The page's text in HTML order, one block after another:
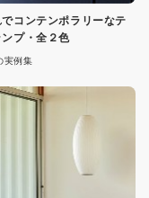
コンテンポラリーなテ
プ・全２色
実例集